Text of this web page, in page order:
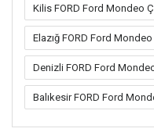
Kilis FORD Ford Mondeo
Elazığ FORD Ford
Denizli FORD Ford
Balıkesir FORD Ford